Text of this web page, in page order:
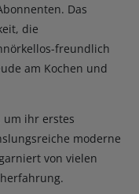
Das
die
freundlich
am Kochen und
um ihr erstes
moderne
von vielen